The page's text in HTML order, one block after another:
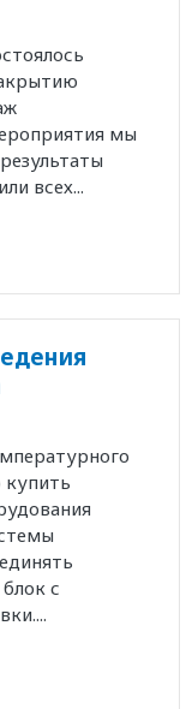
мы
всех...
с